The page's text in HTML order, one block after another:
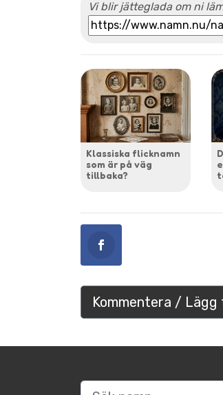
Vi blir jätteglada om ni
Klassiska flicknamn
som är på väg
tillbaka?
Kommentera / Lägg
Sök